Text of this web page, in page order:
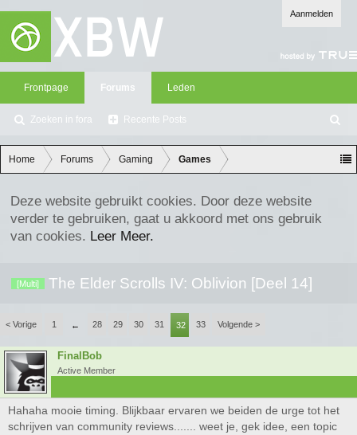
Aanmelden
Frontpage Forums
Zoeken in fora Recente Posts
Leden
oe
ke
n
Home Forums Gaming Games
Deze website gebruikt cookies. Door deze website
verder te gebruiken, gaat u akkoord met ons gebruik
van cookies. Leer Meer.
[Multi] The Elder Scrolls IV: Oblivion [Deel 14]
< Vorige 1 ← 28 29 30 31 32 33 Volgende >
FinalBob
Active Member
Hahaha mooie timing. Blijkbaar ervaren we beiden de urge tot het
schrijven van community reviews....... weet je, gek idee, een topic